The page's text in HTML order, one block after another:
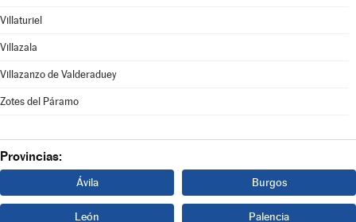
Villaturiel
Villazala
Villazanzo de Valderaduey
Zotes del Páramo
Provincias:
Ávila Burgos
León Palencia